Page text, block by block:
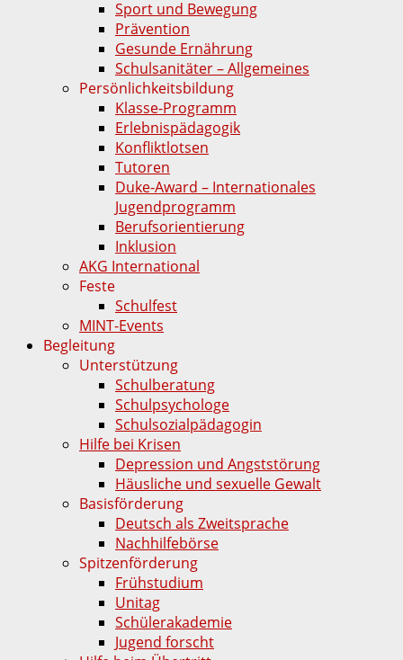
Sport und Bewegung
Prävention
Gesunde Ernährung
Schulsanitäter – Allgemeines
Persönlichkeitsbildung
Klasse-Programm
Erlebnispädagogik
Konfliktlotsen
Tutoren
Duke-Award – Internationales
Jugendprogramm
Berufsorientierung
Inklusion
AKG International
Feste
Schulfest
MINT-Events
Begleitung
Unterstützung
Schulberatung
Schulpsychologe
Schulsozialpädagogin
Hilfe bei Krisen
Depression und Angststörung
Häusliche und sexuelle Gewalt
Basisförderung
Deutsch als Zweitsprache
Nachhilfebörse
Spitzenförderung
Frühstudium
Unitag
Schülerakademie
Jugend forscht